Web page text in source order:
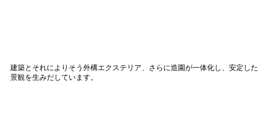
建築とそれによりそう外構エクステリア、さらに造園が一体化し、安定した
景観を生みだしています。